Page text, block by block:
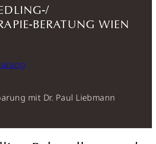
BERATUNG WIEN
mit Dr. Paul Liebmann